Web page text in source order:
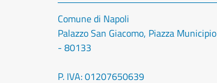
Comune di Napoli
Palazzo San Giacomo, Piazza Municipio
- 80133
P. IVA: 01207650639